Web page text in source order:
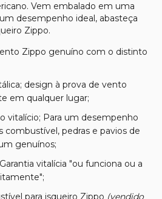
Vem embalado em uma
desempenho ideal, abasteça
Zippo.
Zippo genuíno com o distinto
design à prova de vento
em qualquer lugar;
vitalício; Para um desempenho
combustível, pedras e pavios de
genuínos;
vitalícia "ou funciona ou a
para isqueiro Zippo (vendido